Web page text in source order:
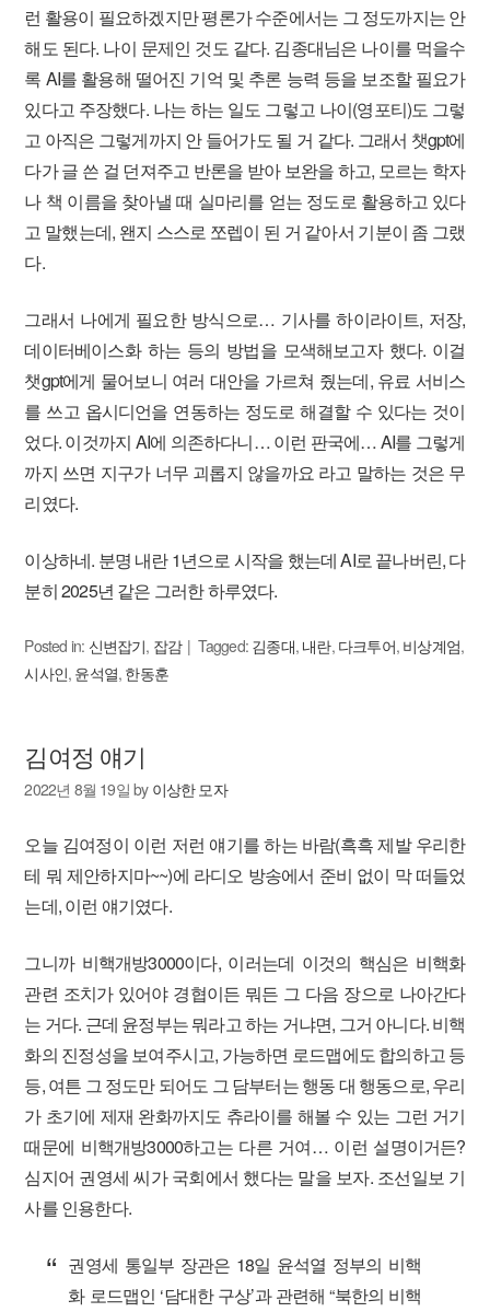
런 활용이 필요하겠지만 평론가 수준에서는 그 정도까지는 안
해도 된다. 나이 문제인 것도 같다. 김종대님은 나이를 먹을수
록 AI를 활용해 떨어진 기억 및 추론 능력 등을 보조할 필요가
있다고 주장했다. 나는 하는 일도 그렇고 나이(영포티)도 그렇
고 아직은 그렇게까지 안 들어가도 될 거 같다. 그래서 챗gpt에
다가 글 쓴 걸 던져주고 반론을 받아 보완을 하고, 모르는 학자
나 책 이름을 찾아낼 때 실마리를 얻는 정도로 활용하고 있다
고 말했는데, 왠지 스스로 쪼렙이 된 거 같아서 기분이 좀 그랬
다.
그래서 나에게 필요한 방식으로… 기사를 하이라이트, 저장,
데이터베이스화 하는 등의 방법을 모색해보고자 했다. 이걸
챗gpt에게 물어보니 여러 대안을 가르쳐 줬는데, 유료 서비스
를 쓰고 옵시디언을 연동하는 정도로 해결할 수 있다는 것이
었다. 이것까지 AI에 의존하다니… 이런 판국에… AI를 그렇게
까지 쓰면 지구가 너무 괴롭지 않을까요 라고 말하는 것은 무
리였다.
이상하네. 분명 내란 1년으로 시작을 했는데 AI로 끝나버린, 다
분히 2025년 같은 그러한 하루였다.
Posted in: 신변잡기, 잡감 Tagged: 김종대, 내란, 다크투어, 비상계엄,
시사인, 윤석열, 한동훈
김여정 얘기
2022년 8월 19일 by 이상한 모자
오늘 김여정이 이런 저런 얘기를 하는 바람(흑흑 제발 우리한
테 뭐 제안하지마~~)에 라디오 방송에서 준비 없이 막 떠들었
는데, 이런 얘기였다.
그니까 비핵개방3000이다, 이러는데 이것의 핵심은 비핵화
관련 조치가 있어야 경협이든 뭐든 그 다음 장으로 나아간다
는 거다. 근데 윤정부는 뭐라고 하는 거냐면, 그거 아니다. 비핵
화의 진정성을 보여주시고, 가능하면 로드맵에도 합의하고 등
등, 여튼 그 정도만 되어도 그 담부터는 행동 대 행동으로, 우리
가 초기에 제재 완화까지도 츄라이를 해볼 수 있는 그런 거기
때문에 비핵개방3000하고는 다른 거여… 이런 설명이거든?
심지어 권영세 씨가 국회에서 했다는 말을 보자. 조선일보 기
사를 인용한다.
권영세 통일부 장관은 18일 윤석열 정부의 비핵
화 로드맵인 ‘담대한 구상’과 관련해 “북한의 비핵